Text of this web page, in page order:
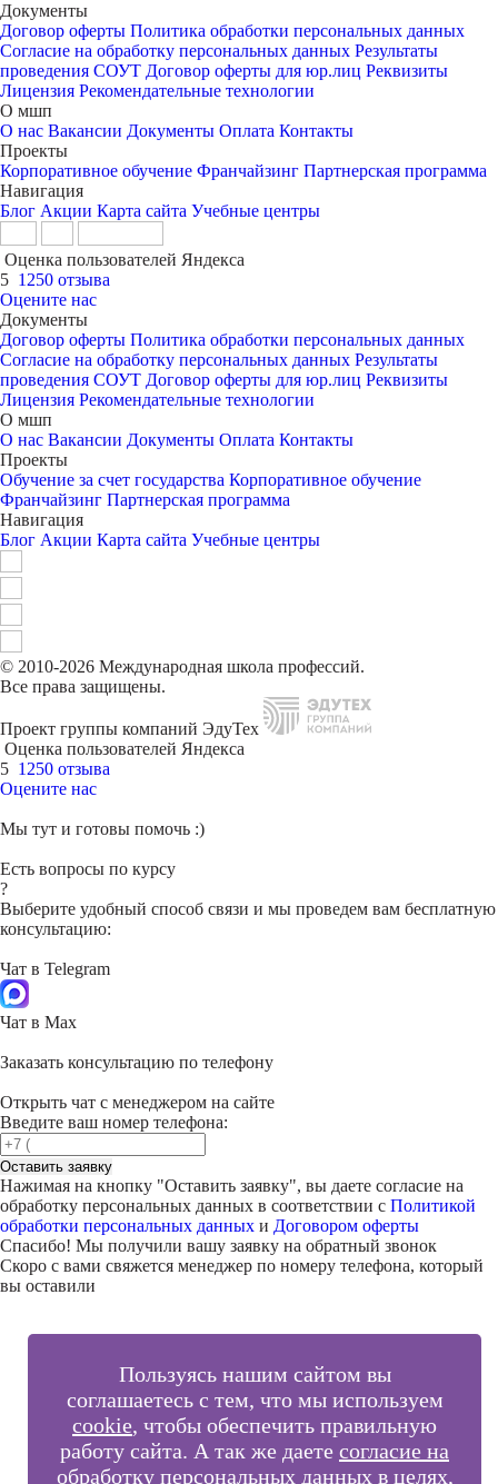
Документы
Договор оферты Политика обработки персональных данных
Согласие на обработку персональных данных Результаты
проведения СОУТ Договор оферты для юр.лиц Реквизиты
Лицензия Рекомендательные технологии
О мшп
О нас Вакансии Документы Оплата Контакты
Проекты
Корпоративное обучение Франчайзинг Партнерская программа
Навигация
Блог Акции Карта сайта Учебные центры
Оценка пользователей Яндекса
5 1250 отзыва
Оцените нас
Документы
Договор оферты Политика обработки персональных данных
Согласие на обработку персональных данных Результаты
проведения СОУТ Договор оферты для юр.лиц Реквизиты
Лицензия Рекомендательные технологии
О мшп
О нас Вакансии Документы Оплата Контакты
Проекты
Обучение за счет государства Корпоративное обучение
Франчайзинг Партнерская программа
Навигация
Блог Акции Карта сайта Учебные центры
© 2010-2026 Международная школа профессий.
Все права защищены.
Проект группы компаний ЭдуТех
Оценка пользователей Яндекса
5 1250 отзыва
Оцените нас
Пользуясь нашим сайтом вы
соглашаетесь с тем, что мы используем
cookie, чтобы обеспечить правильную
работу сайта. А так же даете согласие на
обработку персональных данныхв целях,
Мы тут и готовы помочь :)
Есть вопросы по курсу
?
Выберите удобный способ связи и мы проведем вам бесплатную
консультацию:
Чат в Telegram
Чат в Max
Заказать консультацию по телефону
Открыть чат с менеджером на сайте
Введите ваш номер телефона:
Оставить заявку
Нажимая на кнопку "Оставить заявку", вы даете согласие на
обработку персональных данных в соответствии с Политикой
обработки персональных данных и Договором оферты
Спасибо! Мы получили вашу заявку на обратный звонок
Скоро с вами свяжется менеджер по номеру телефона, который
вы оставили